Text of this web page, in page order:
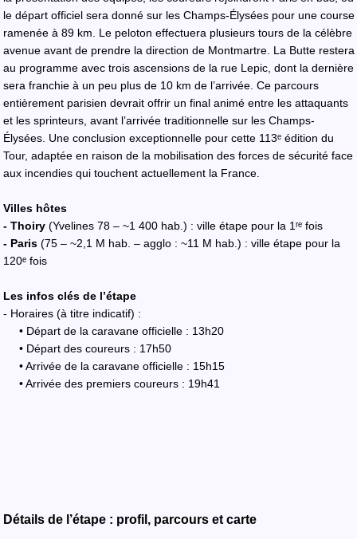
le départ officiel sera donné sur les Champs-Élysées pour une course
ramenée à 89 km. Le peloton effectuera plusieurs tours de la célèbre
avenue avant de prendre la direction de Montmartre. La Butte restera
au programme avec trois ascensions de la rue Lepic, dont la dernière
sera franchie à un peu plus de 10 km de l’arrivée. Ce parcours
entièrement parisien devrait offrir un final animé entre les attaquants
et les sprinteurs, avant l’arrivée traditionnelle sur les Champs-
Élysées. Une conclusion exceptionnelle pour cette 113ᵉ édition du
Tour, adaptée en raison de la mobilisation des forces de sécurité face
aux incendies qui touchent actuellement la France.
Villes hôtes
- Thoiry (Yvelines 78 – ~1 400 hab.) : ville étape pour la 1ʳᵉ fois
- Paris (75 – ~2,1 M hab. – agglo : ~11 M hab.) : ville étape pour la
120ᵉ fois
Les infos clés de l’étape
- Horaires (à titre indicatif) :
• Départ de la caravane officielle : 13h20
• Départ des coureurs : 17h50
• Arrivée de la caravane officielle : 15h15
• Arrivée des premiers coureurs : 19h41
Détails de l’étape : profil, parcours et carte